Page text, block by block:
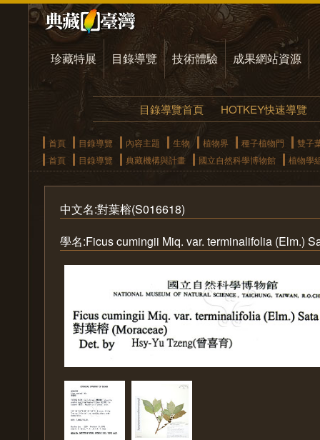
珍藏特展 目錄導覽 技術體驗 成果網站資源
目錄導覽首頁 HOTKEY快速導覽
首頁 目錄導覽 內容主題 生物 植物界 種子植物門
雙子
首頁
目錄導覽 典藏機構與計畫 國立自然科學博物館 植物學
中文名:對葉榕(S016618)
學名:Ficus cumingii Miq. var. terminalifolia (Elm.)